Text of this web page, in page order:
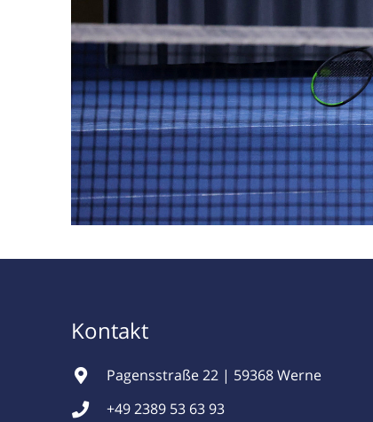
Kontakt
Pagensstraße 22 | 59368 Werne
+49 2389 53 63 93